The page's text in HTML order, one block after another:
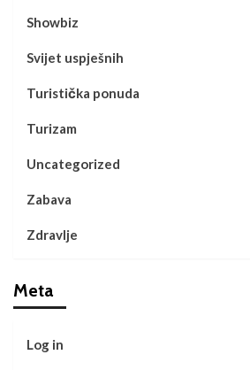
Showbiz
Svijet uspješnih
Turistička ponuda
Turizam
Uncategorized
Zabava
Zdravlje
Meta
Log in